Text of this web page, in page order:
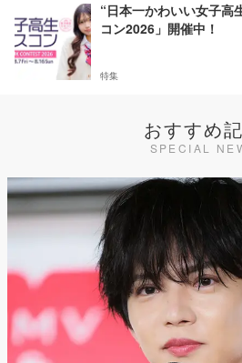
“日本一かわいい女子高
コン2026」開催中！
特集
おすすめ
SPECIAL